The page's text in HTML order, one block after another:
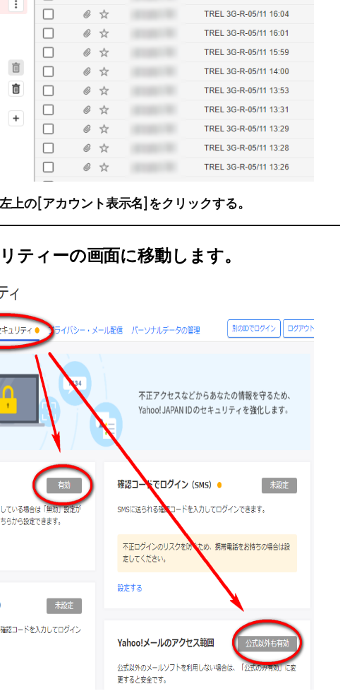
上の[アカウント表示名]をクリックする。
ティーの画面に移動します。